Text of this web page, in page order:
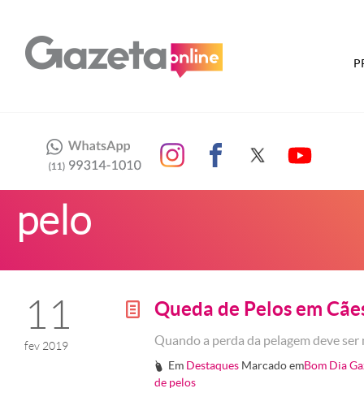
pelo
11
fev 2019
g Queda de Pelos em
Quando a perda da pelagem deve
# Em Destaques Marcado emBom Dia
de pelos